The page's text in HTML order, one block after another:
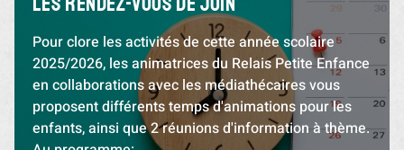
Pour clore les activités de cette année scolaire
2025/2026, les animatrices du Relais Petite Enfance
en collaborations avec les médiathécaires vous
proposent différents temps d'animations pour les
enfants, ainsi que 2 réunions d'information à thème.